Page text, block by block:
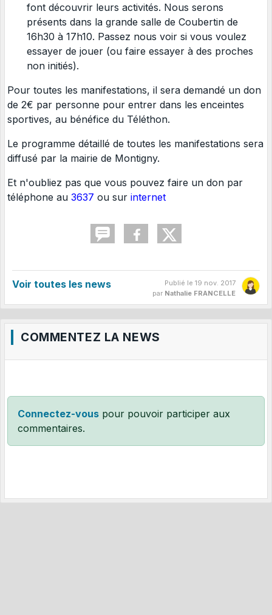
font découvrir leurs activités. Nous serons
présents dans la grande salle de Coubertin de
16h30 à 17h10. Passez nous voir si vous voulez
essayer de jouer (ou faire essayer à des proches
non initiés).
Pour toutes les manifestations, il sera demandé un don
de 2€ par personne pour entrer dans les enceintes
sportives, au bénéfice du Téléthon.
Le programme détaillé de toutes les manifestations sera
diffusé par la mairie de Montigny.
Et n'oubliez pas que vous pouvez faire un don par
téléphone au 3637 ou sur internet
Voir toutes les news Publié le 19 nov. 2017
par Nathalie FRANCELLE
COMMENTEZ LA NEWS
Connectez-vous pour pouvoir participer aux
commentaires.